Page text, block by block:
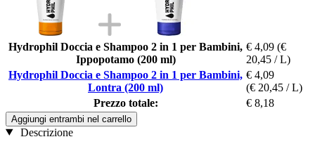
Hydrophil Doccia e Shampoo 2 in 1 per Bambini,
Ippopotamo (200 ml)
€ 4,09 (€
20,45 / L)
Hydrophil Doccia e Shampoo 2 in 1 per Bambini,
Lontra (200 ml)
€ 4,09
(€ 20,45 / L)
Prezzo totale:
€ 8,18
Aggiungi entrambi nel carrello
Descrizione